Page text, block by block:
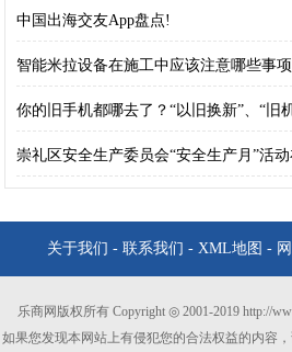
中国出海交友App盘点!
智能米拉设备在施工中应该注意哪些事项
你的旧手机都哪去了？“以旧换新”、“旧
崇礼区安全生产委员会“安全生产月”活
关于我们 - 联系我们 - XML地图 -
乐商网版权所有 Copyright ◎ 2001-2019 http://
如果您发现本网站上有侵犯您的合法权益的内容